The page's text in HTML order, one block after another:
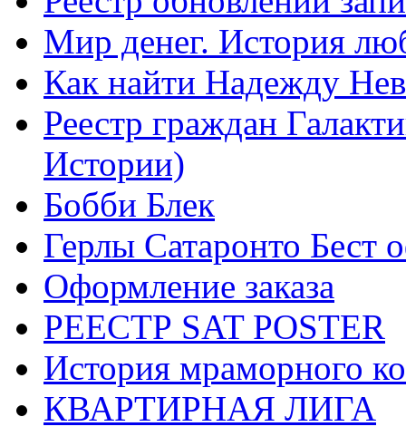
Мир денег. История
Как найти Надежду
Реестр граждан
Истории)
Бобби Блек
Герлы Сатаронто Бест
Оформление заказа
РЕЕСТР SAT POSTER
История мраморного
КВАРТИРНАЯ ЛИГА